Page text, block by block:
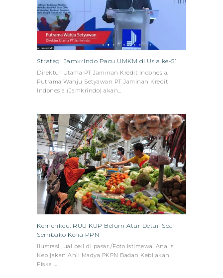
Strategi Jamkrindo Pacu UMKM di Usia ke-51
Direktur Utama PT Jaminan Kredit Indonesia,
Putrama Wahju Setyawan PT Jaminan Kredit
Indonesia (Jamkrindo) akan…
Kemenkeu: RUU KUP Belum Atur Detail Soal
Sembako Kena PPN
Ilustrasi jual beli di pasar /Foto Istimewa. Analis
Kebijakan Ahli Madya PKPN Badan Kebijakan
Fiskal…